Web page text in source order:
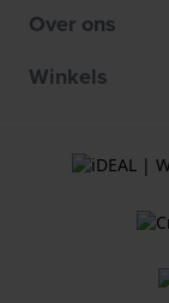
Over ons
Winkels